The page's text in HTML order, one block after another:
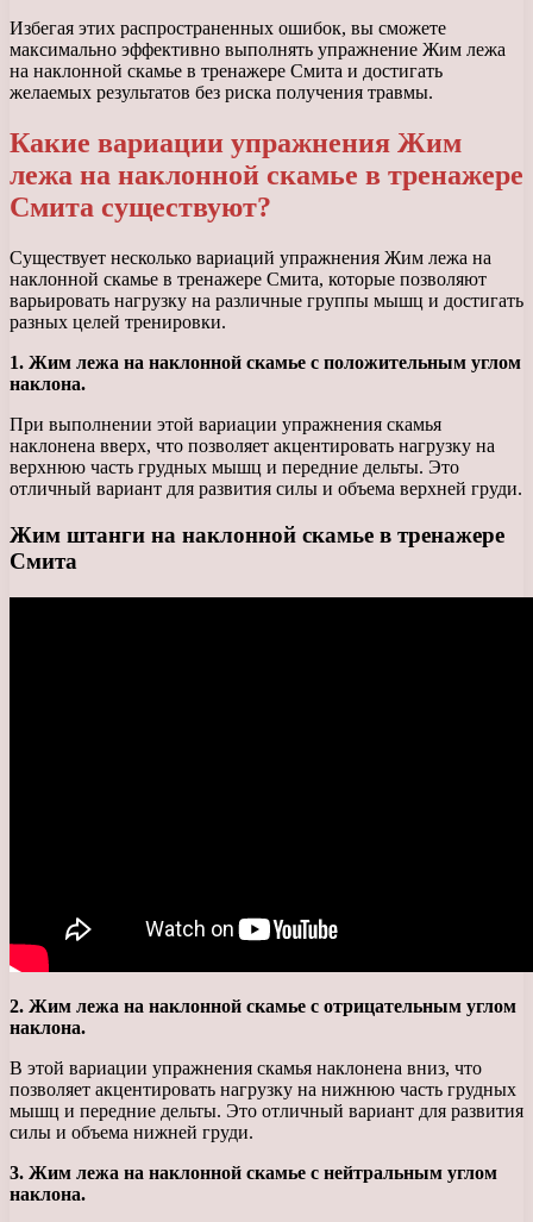
Избегая этих распространенных ошибок, вы сможете
максимально эффективно выполнять упражнение Жим лежа
на наклонной скамье в тренажере Смита и достигать
желаемых результатов без риска получения травмы.
Какие вариации упражнения Жим
лежа на наклонной скамье в тренажере
Смита существуют?
Существует несколько вариаций упражнения Жим лежа на
наклонной скамье в тренажере Смита, которые позволяют
варьировать нагрузку на различные группы мышц и достигать
разных целей тренировки.
1. Жим лежа на наклонной скамье с положительным углом
наклона.
При выполнении этой вариации упражнения скамья
наклонена вверх, что позволяет акцентировать нагрузку на
верхнюю часть грудных мышц и передние дельты. Это
отличный вариант для развития силы и объема верхней груди.
Жим штанги на наклонной скамье в тренажере
Смита
2. Жим лежа на наклонной скамье с отрицательным углом
наклона.
В этой вариации упражнения скамья наклонена вниз, что
позволяет акцентировать нагрузку на нижнюю часть грудных
мышц и передние дельты. Это отличный вариант для развития
силы и объема нижней груди.
3. Жим лежа на наклонной скамье с нейтральным углом
наклона.